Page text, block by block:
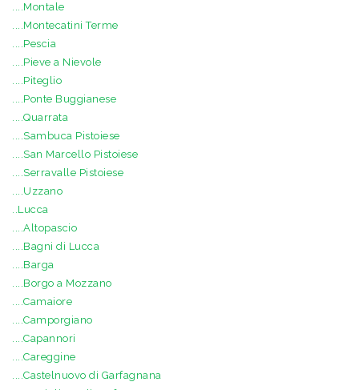
....Montale
....Montecatini Terme
....Pescia
....Pieve a Nievole
....Piteglio
....Ponte Buggianese
....Quarrata
....Sambuca Pistoiese
....San Marcello Pistoiese
....Serravalle Pistoiese
....Uzzano
..Lucca
....Altopascio
....Bagni di Lucca
....Barga
....Borgo a Mozzano
....Camaiore
....Camporgiano
....Capannori
....Careggine
....Castelnuovo di Garfagnana